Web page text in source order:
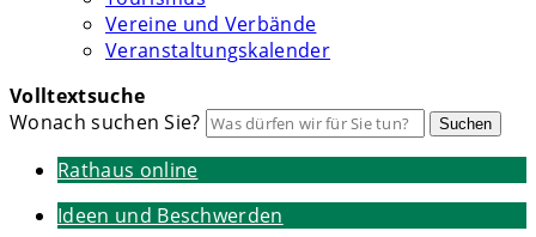
Vereine und Verbände
Veranstaltungskalender
Volltextsuche
Wonach suchen Sie?
Suchen
Rathaus online
Ideen und Beschwerden